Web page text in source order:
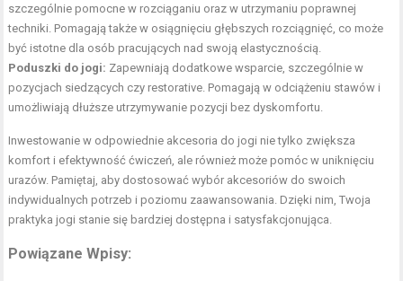
szczególnie pomocne w rozciąganiu oraz w utrzymaniu poprawnej
techniki. Pomagają także w osiągnięciu głębszych rozciągnięć, co może
być istotne dla osób pracujących nad swoją elastycznością.
Poduszki do jogi: Zapewniają dodatkowe wsparcie, szczególnie w
pozycjach siedzących czy restorative. Pomagają w odciążeniu stawów i
umożliwiają dłuższe utrzymywanie pozycji bez dyskomfortu.
Inwestowanie w odpowiednie akcesoria do jogi nie tylko zwiększa
komfort i efektywność ćwiczeń, ale również może pomóc w uniknięciu
urazów. Pamiętaj, aby dostosować wybór akcesoriów do swoich
indywidualnych potrzeb i poziomu zaawansowania. Dzięki nim, Twoja
praktyka jogi stanie się bardziej dostępna i satysfakcjonująca.
Powiązane Wpisy: